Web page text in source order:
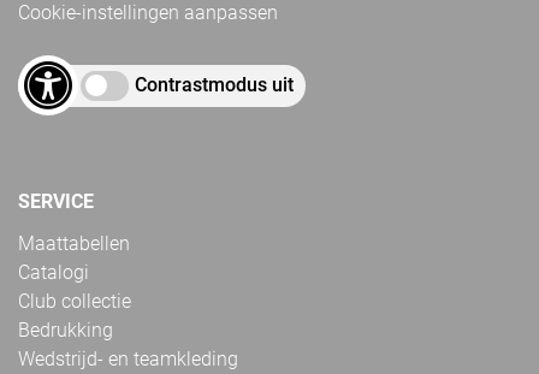
Cookie-instellingen aanpassen
Contrastmodus uit
SERVICE
Maattabellen
Catalogi
Club collectie
Bedrukking
Wedstrijd- en teamkleding